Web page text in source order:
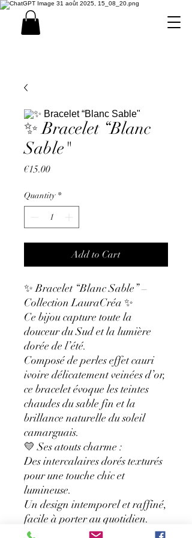
✨ Bracelet “Blanc
Sable"
€15.00Price
Quantity *
Add to Cart
✨ Bracelet “Blanc Sable” –
Collection LauraCréa ✨
Ce bijou capture toute la
douceur du Sud et la lumière
dorée de l’été.
Composé de perles effet cauri
ivoire délicatement veinées d’or,
ce bracelet évoque les teintes
chaudes du sable fin et la
brillance naturelle du soleil
camarguais.
💛 Ses atouts charme :
Des intercalaires dorés texturés
pour une touche chic et
lumineuse.
Un design intemporel et raffiné,
facile à porter au quotidien.
Un élastique discret pour un